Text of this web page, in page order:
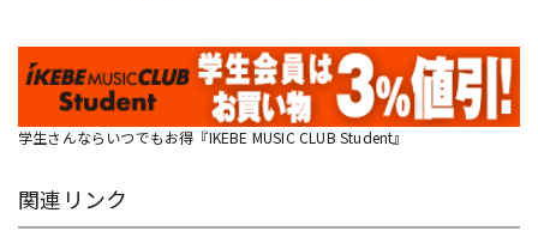
学生さんならいつでもお得『IKEBE MUSIC CLUB Student』
関連リンク